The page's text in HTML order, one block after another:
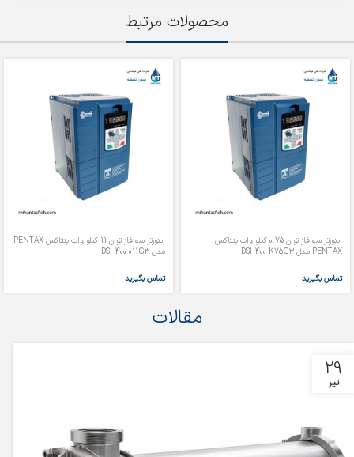
محصولات مرتبط
اینورتر سه فاز توان 0.75 کیلو وات پنتاکس
PENTAX مدل DSI-400-K75G3
تماس بگیرید
اینورتر سه فاز توان 11 کیلو وات پنتاکس PENTAX
مدل DSI-400-011G3
تماس بگیرید
مقالات
29
تیر